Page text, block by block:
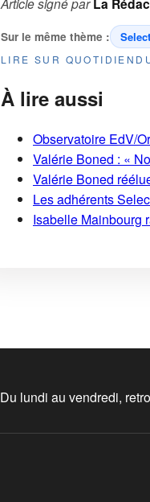
Sur le même thème :
LIRE SUR
À lire aussi
Observatoire EdV/
Valérie Boned : «
Valérie Boned
Les adhérents
Isabelle Mainbourg
Du lundi au vendredi,